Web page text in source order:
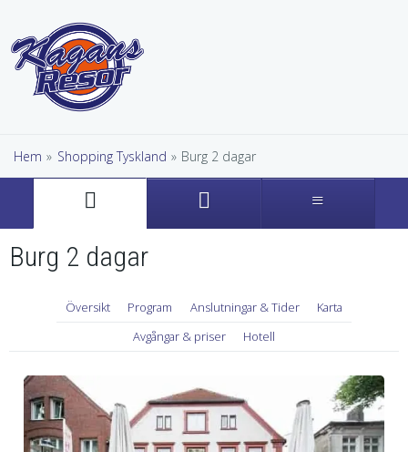
Hem » Shopping Tyskland » Burg 2 dagar
Burg 2 dagar
Översikt Program Anslutningar & Tider
Karta
Avgångar & priser
Hotell